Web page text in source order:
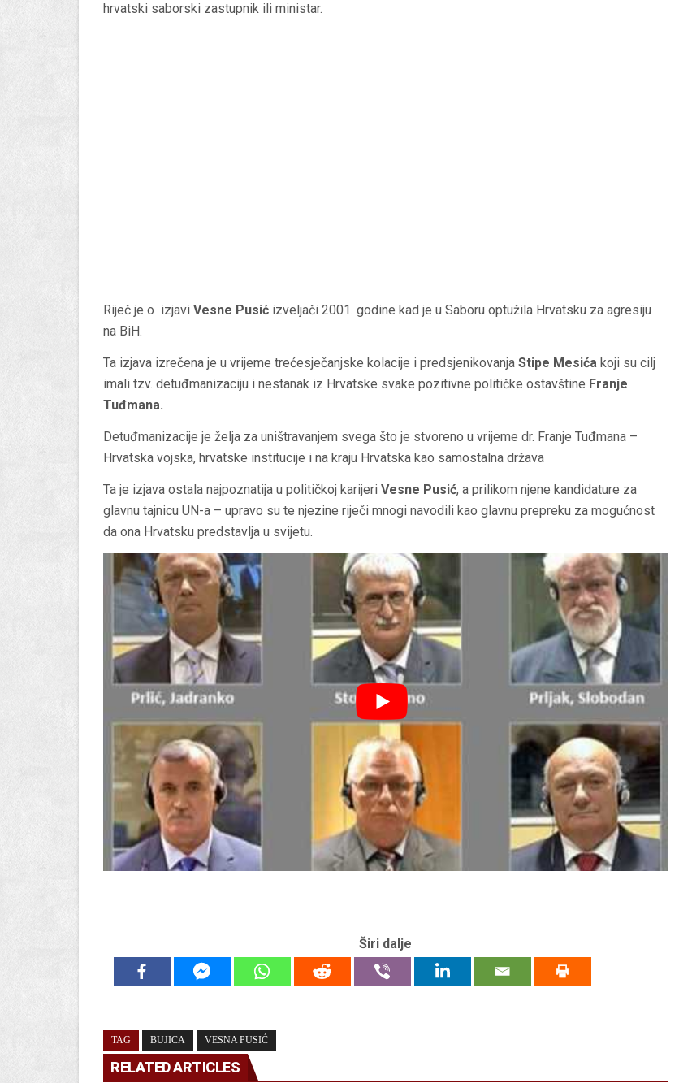
hrvatski saborski zastupnik ili ministar.
Riječ je o izjavi Vesne Pusić izveljači 2001. godine kad je u Saboru optužila Hrvatsku za agresiju
na BiH.
Ta izjava izrečena je u vrijeme trećesječanjske kolacije i predsjenikovanja Stipe Mesića koji su cilj
imali tzv. detuđmanizaciju i nestanak iz Hrvatske svake pozitivne političke ostavštine Franje
Tuđmana.
Detuđmanizacije je želja za uništravanjem svega što je stvoreno u vrijeme dr. Franje Tuđmana –
Hrvatska vojska, hrvatske institucije i na kraju Hrvatska kao samostalna država
Ta je izjava ostala najpoznatija u političkoj karijeri Vesne Pusić, a prilikom njene kandidature za
glavnu tajnicu UN-a – upravo su te njezine riječi mnogi navodili kao glavnu prepreku za mogućnost
da ona Hrvatsku predstavlja u svijetu.
Širi dalje
TAG BUJICA VESNA PUSIĆ
RELATED ARTICLES